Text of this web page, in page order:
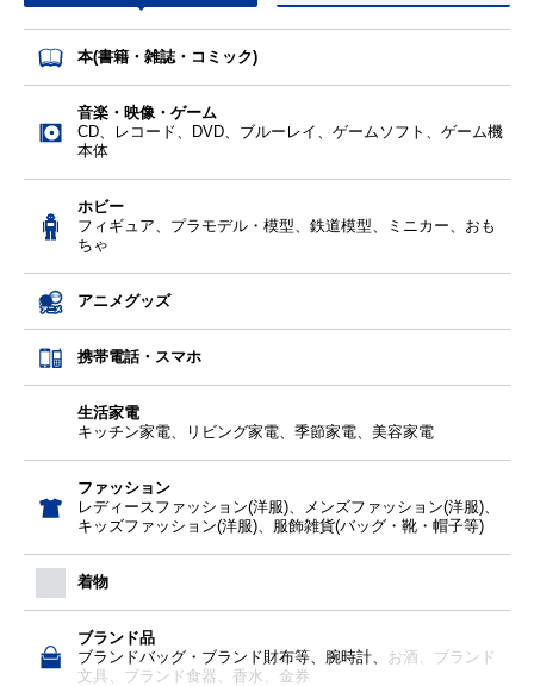
本(書籍・雑誌・コミック)
音楽・映像・ゲーム
CD、レコード、DVD、ブルーレイ、ゲームソフト、ゲーム機
本体
ホビー
フィギュア、プラモデル・模型、鉄道模型、ミニカー、おも
ちゃ
アニメグッズ
携帯電話・スマホ
生活家電
キッチン家電、リビング家電、季節家電、美容家電
ファッション
レディースファッション(洋服)、メンズファッション(洋服)、
キッズファッション(洋服)、服飾雑貨(バッグ・靴・帽子等)
着物
ブランド品
ブランドバッグ・ブランド財布等、腕時計、
お酒、 ブランド
文具、 ブランド食器、 香水、 金券